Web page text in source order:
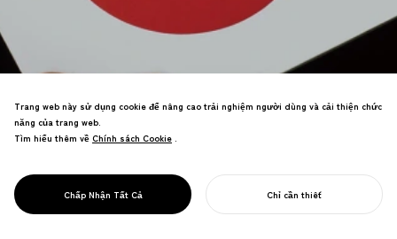
ĐỀ XUẤT COOL
JAPAN
決する日本」というミッションと詳細な提言
Trang web này sử dụng cookie để nâng cao trải nghiệm người dùng và cải thiện chức
năng của trang web.
Tìm hiểu thêm về Chính sách Cookie
Chính sách Cookie .
Chấp Nhận Tất Cả Chỉ cần thiết